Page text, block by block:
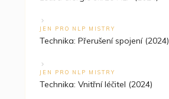
JEN PRO NLP MISTRY
Technika: Přerušení spojení (2024)
JEN PRO NLP MISTRY
Technika: Vnitřní léčitel (2024)